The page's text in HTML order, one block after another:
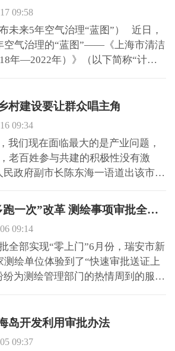
09:58
未来5年空气治理“蓝图”） 近日，
空气治理的“蓝图”——《上海市清洁
年—2022年）》（以下简称“计
年均浓度降至35微克/立方米以
村建设要让群众唱主角
09:34
我们现在面临最大的是产业问题，
老百姓参与共建的积极性没有激
民政府副市长陈东海一语道出该市在
保世纪行检查组先后走访了万宁龙
及山根镇大石岭村，就当地美丽
瑞安：推进“最多跑一次”改革 测绘事项审批全部实现“零上门”
09:14
全部实现“零上门”6月份，瑞安市新
测绘单位体验到了“快速审批送证上
纷为测绘管理部门的热情周到的服务
服务全面“零上门”。该局作为测绘
岛开发利用审批办法
09:37